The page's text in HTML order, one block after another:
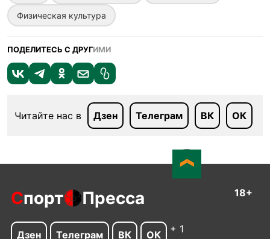
Физическая культура
ПОДЕЛИТЕСЬ С ДРУГИМИ
Читайте нас в Дзен Телеграм ВК ОК
Спорт Пресса 18+
Дзен Телеграм ВК ОК + 1